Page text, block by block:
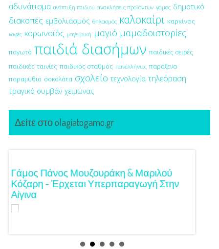
αδυνάτισμα ανάπτυξη παιδιού ανακλήσεις προϊόντων γάμος δημοτικό
διακοπές εμβολιασμός θηλασμός καλοκαίρι καρκίνος
καφές κορωνοϊός μαγειρική μαγιό μαμαδοιστορίες
παγωτό παιδιά διασήμων παιδικές σειρές
παιδικές ταινίες παιδικός σταθμός πανελλήνιες παράξενα
παραμύθια σοκολάτα σχολείο τεχνολογία τηλεόραση
τραγικό συμβάν χειμώνας
Δείτε στο olagiatogamo.gr
Γάμος Πάνος Μουζουράκη & Μαριλού
Κόζαρη - Έρχεται Υπερπαραγωγή Στην
Αίγινα